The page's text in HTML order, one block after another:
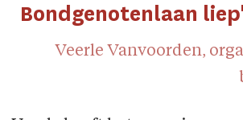
Bondgenotenlaan
Veerle Vanvoorden,